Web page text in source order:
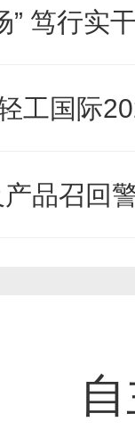
笃行实
工国际
品召回